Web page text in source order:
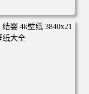
夏日壁纸 治愈系 童
清壁纸 壁纸下载 壁